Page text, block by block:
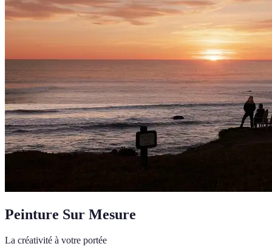
Peinture Sur Mesure
La créativité à votre portée